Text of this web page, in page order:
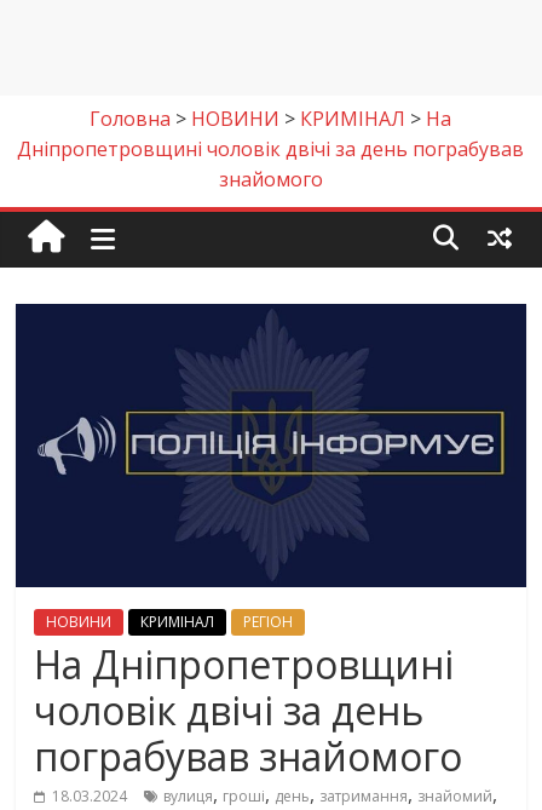
Головна > НОВИНИ > КРИМІНАЛ > На
Дніпропетровщині чоловік двічі за день пограбував
знайомого
НОВИНИ КРИМІНАЛ РЕГІОН
На Дніпропетровщині
чоловік двічі за день
пограбував знайомого
18.03.2024 вулиця, гроші, день, затримання, знайомий,